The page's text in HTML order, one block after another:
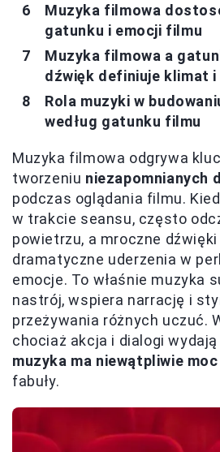
Muzyka filmowa
gatunku i emocji filmu
Muzyka filmowa a
dźwięk definiuje klimat
Rola muzyki w
według gatunku filmu
Muzyka filmowa odgrywa
tworzeniu niezapomnianych
podczas oglądania filmu.
w trakcie seansu, często
powietrzu, a mroczne
dramatyczne uderzenia w
emocje. To właśnie muzyka
nastrój, wspiera narrację i
przeżywania różnych uczuć.
chociaż akcja i dialogi
muzyka ma niewątpliwie
fabuły.